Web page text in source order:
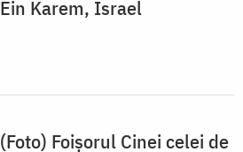
Ein Karem, Israel
(Foto) Foișorul Cinei celei de